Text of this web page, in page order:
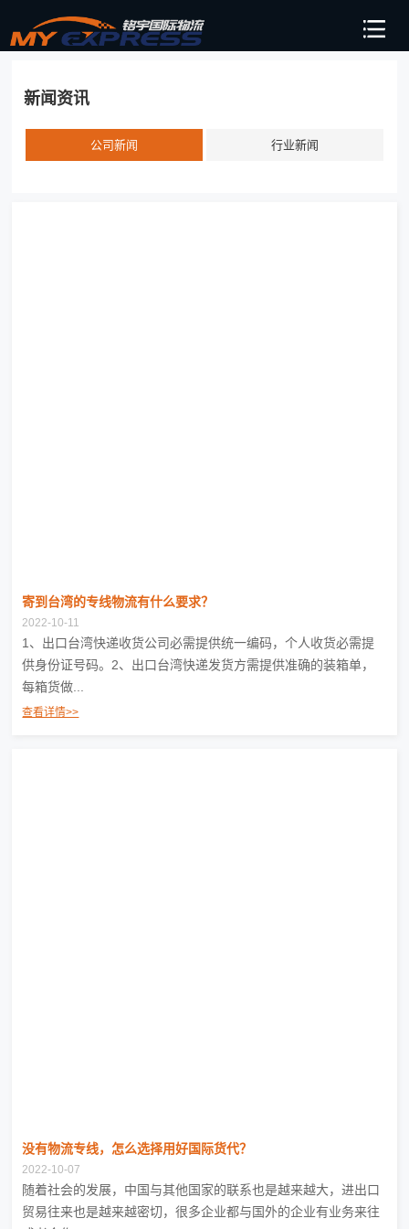
新闻资讯
公司新闻 行业新闻
寄到台湾的专线物流有什么要求？
2022-10-11
1、出口台湾快递收货公司必需提供统一编码，个人收货必需提
供身份证号码。2、出口台湾快递发货方需提供准确的装箱单，
每箱货做...
查看详情>>
没有物流专线，怎么选择用好国际货代？
2022-10-07
随着社会的发展，中国与其他国家的联系也是越来越大，进出口
贸易往来也是越来越密切，很多企业都与国外的企业有业务来往